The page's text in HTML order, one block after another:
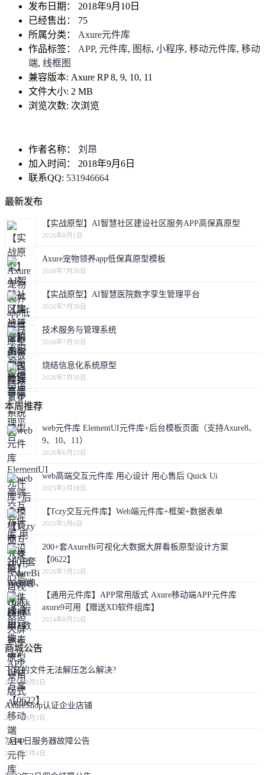
发布日期：
2018年9月10日
已经售出：
75
所属分类：
Axure元件库
作品标签：
APP, 元件库, 图标, 小程序, 移动元件库, 移动
端, 线框图
兼容版本: Axure RP 8, 9, 10, 11
文件大小: 2 MB
浏览次数: 次浏览
作者名称：
刘昂
加入时间：
2018年9月6日
联系QQ: 531946664
最新发布
【实战原型】AI智慧社区建设社区服务APP高保真原型
2026年8月1日
Axure宠物领养app低保真原型模板
2026年7月30日
【实战原型】AI智慧医院数字孪生管理平台
2026年7月30日
技术服务与管理系统
2026年7月30日
烧结信息化系统原型
2026年7月30日
本周推荐
web元件库 ElementUI元件库+后台模板页面（支持Axure8、
9、10、11）
2026年6月23日
web高端交互元件库 用心设计 用心售后 Quick Ui
2025年2月18日
【Tczy交互元件库】Web端元件库+框架+数据表单
2025年5月6日
200+套AxureBi可视化大数据大屏看板原型设计方案
【0622】
2026年7月25日
【通用元件库】APP常用版式 Axure移动端APP元件库
axure9可用【赠送XD软件组库】
2024年8月25日
商城公告
下载的文件无法解压怎么解决?
2024年8月5日
AxureShop认证企业店铺
2023年9月3日
7月4 日服务器故障公告
2023年7月4日